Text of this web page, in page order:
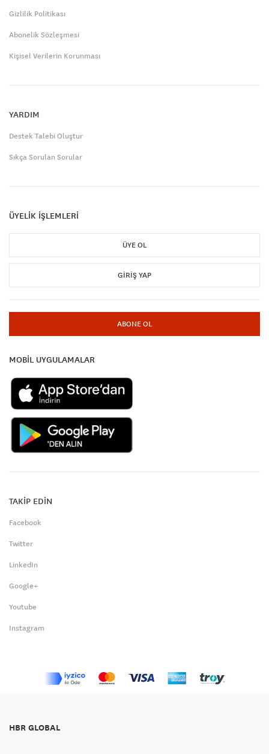
Gizlilik Politikası
Abonelik Sözleşmesi
Kişisel Verilerin Korunması
YARDIM
Destek Talebi Oluştur
Sıkça Sorulan Sorular
ÜYELİK İŞLEMLERİ
ÜYE OL
GIRIŞ YAP
ABONE OL
MOBİL UYGULAMALAR
TAKİP EDİN
Facebook
Twitter
LinkedIn
Google+
Youtube
Instagram
HBR GLOBAL